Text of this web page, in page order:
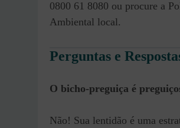
0800 61 8080 ou procure a
Ambiental local.
Perguntas e
O bicho-preguiça é
Não! Sua lentidão é uma